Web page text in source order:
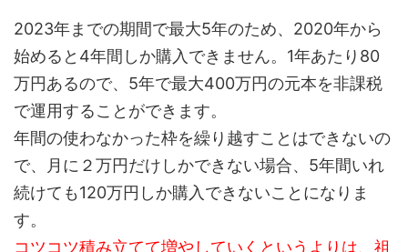
2023年までの期間で最大5年のため、2020年から
始めると4年間しか購入できません。1年あたり80
万円あるので、5年で最大400万円の元本を非課税
で運用することができます。
年間の使わなかった枠を繰り越すことはできないの
で、月に２万円だけしかできない場合、5年間いれ
続けても120万円しか購入できないことになりま
す。
コツコツ積み立てて増やしていくというよりは、祖